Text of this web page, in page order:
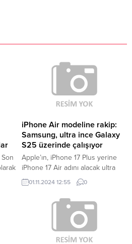
iPhone Air modeline rakip:
Samsung, ultra ince Galaxy
S25 üzerinde çalışıyor
Apple’ın, iPhone 17 Plus yerine
iPhone 17 Air adını alacak ultra
ince bir telefon modeli üzerinde
çalıştığı biliniyor. İlk söylentilere
göre bu telefon, tüm iPhone 17
modelleri arasında en yüksek
başlangıç fiyatına sahip olacak.
Ancak, sızıntılara göre teknik
özellikler bu yüksek fiyatı haklı
01.11.2024 12:55 0